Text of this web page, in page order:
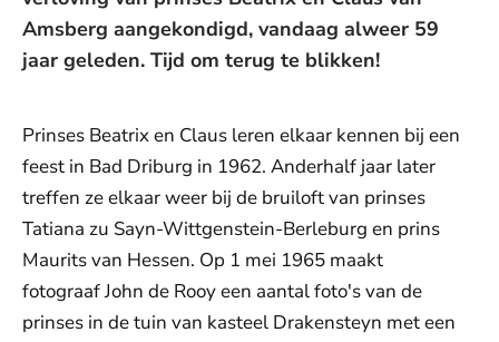
Amsberg aangekondigd, vandaag alweer 59
jaar geleden. Tijd om terug te blikken!
Prinses Beatrix en Claus leren elkaar kennen bij een
feest in Bad Driburg in 1962. Anderhalf jaar later
treffen ze elkaar weer bij de bruiloft van prinses
Tatiana zu Sayn-Wittgenstein-Berleburg en prins
Maurits van Hessen. Op 1 mei 1965 maakt
fotograaf John de Rooy een aantal foto's van de
prinses in de tuin van kasteel Drakensteyn met een